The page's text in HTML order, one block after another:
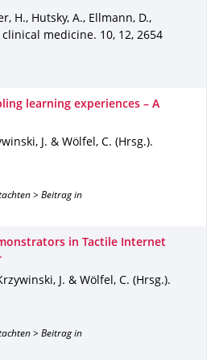
H., Hutsky, A., Ellmann, D.,
clinical medicine. 10, 12, 2654
learning experiences – A
J. & Wölfel, C. (Hrsg.).
> Beitrag in
in Tactile Internet
J. & Wölfel, C. (Hrsg.).
> Beitrag in